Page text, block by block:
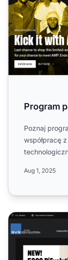
Program
Poznaj
współpracę
Aug 1, 2025
Program